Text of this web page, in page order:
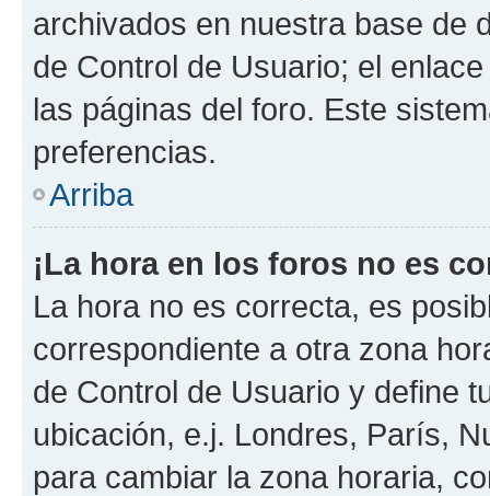
archivados en nuestra base de
de Control de Usuario; el
las páginas del foro. Este
preferencias.
Arriba
¡La hora en los foros no es
La hora no es correcta, es
correspondiente a otra zona
de Control de Usuario y define
ubicación, e.j. Londres, París,
para cambiar la zona horaria,